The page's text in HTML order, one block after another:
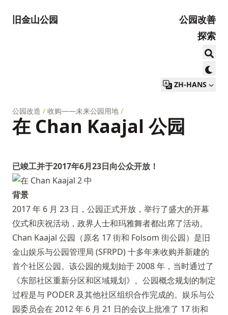
旧金山公园
公园改善
探索
ZH-HANS
公园改造 / 收购——未来公园用地 /
在 Chan Kaajal 公园
已竣工并于2017年6月23日向公众开放！
背景
2017 年 6 月 23 日，公园正式开放，举行了盛大的开幕
仪式和庆祝活动，政界人士和玛雅舞者都出席了活动。
Chan Kaajal 公园（原名 17 街和 Folsom 街公园）是旧
金山娱乐与公园管理局 (SFRPD) 十多年来收购并新建的
首个社区公园。该公园的规划始于 2008 年，当时通过了
《东部社区重新分区和区域规划》。公园概念规划的制定
过程是与 PODER 及其他社区组织合作完成的。娱乐与公
园委员会在 2012 年 6 月 21 日的会议上批准了 17 街和